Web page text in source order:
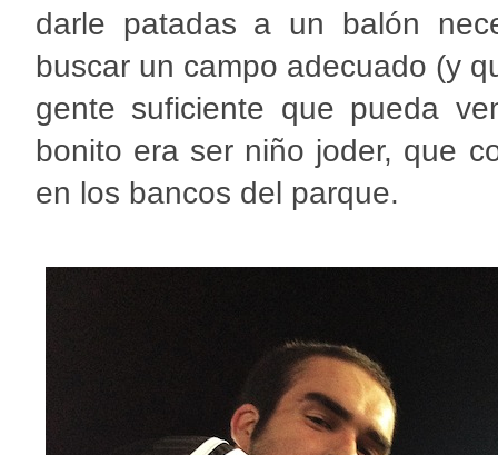
darle patadas a un balón
buscar un campo adecuado (y
gente suficiente que pueda
bonito era ser niño joder, que
en los bancos del parque.